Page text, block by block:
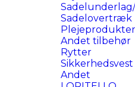
Sadelovertræk
Plejeprodukter
Andet tilbehør
Rytter
Sikkerhedsvest
Andet